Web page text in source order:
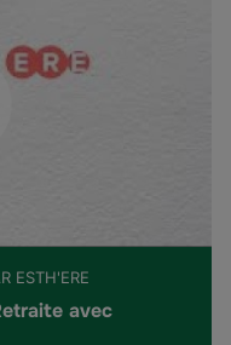
ESTH'ERE
avec